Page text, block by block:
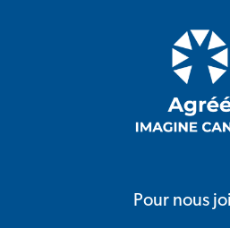
Pour nous